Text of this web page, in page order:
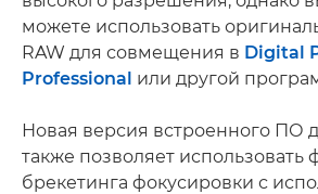
можете использовать
RAW для совмещения в Digital
Professional или другой
Новая версия встроенного ПО
также позволяет использовать
брекетинга фокусировки с